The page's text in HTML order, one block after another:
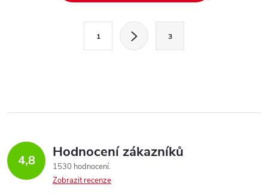
í
p
k
v
á
n
1 3
4,8 Hodnocení zákazníků
1530 hodnocení
Zobrazit recenze